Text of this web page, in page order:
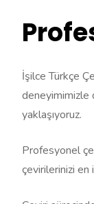
İşilce Türkçe
deneyimimizle
yaklaşıyoruz.
Profesyonel
çevirilerinizi en